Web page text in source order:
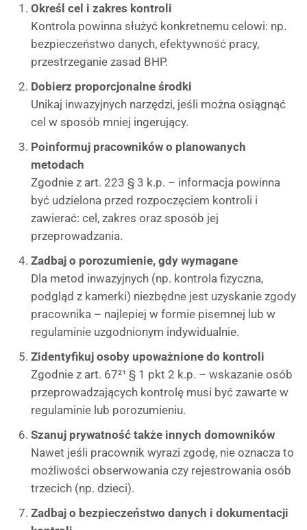
Określ cel i zakres kontroli
Kontrola powinna służyć konkretnemu celowi: np.
bezpieczeństwo danych, efektywność pracy,
przestrzeganie zasad BHP.
Dobierz proporcjonalne środki
Unikaj inwazyjnych narzędzi, jeśli można osiągnąć
cel w sposób mniej ingerujący.
Poinformuj pracowników o planowanych
metodach
Zgodnie z art. 223 § 3 k.p. – informacja powinna
być udzielona przed rozpoczęciem kontroli i
zawierać: cel, zakres oraz sposób jej
przeprowadzania.
Zadbaj o porozumienie, gdy wymagane
Dla metod inwazyjnych (np. kontrola fizyczna,
podgląd z kamerki) niezbędne jest uzyskanie zgody
pracownika – najlepiej w formie pisemnej lub w
regulaminie uzgodnionym indywidualnie.
Zidentyfikuj osoby upoważnione do kontroli
Zgodnie z art. 67²¹ § 1 pkt 2 k.p. – wskazanie osób
przeprowadzających kontrolę musi być zawarte w
regulaminie lub porozumieniu.
Szanuj prywatność także innych domowników
Nawet jeśli pracownik wyrazi zgodę, nie oznacza to
możliwości obserwowania czy rejestrowania osób
trzecich (np. dzieci).
Zadbaj o bezpieczeństwo danych i dokumentacji